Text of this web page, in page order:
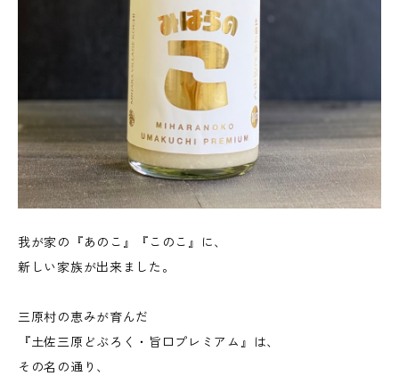
我が家の『あのこ』『このこ』に、
新しい家族が出来ました。
三原村の恵みが育んだ
『土佐三原どぶろく・旨口プレミアム』は、
その名の通り、